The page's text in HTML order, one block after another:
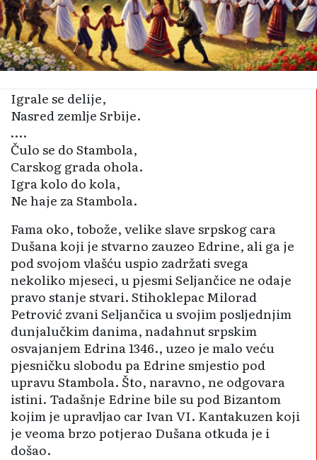
Igrale se delije,
Nasred zemlje Srbije.
….
Čulo se do Stambola,
Carskog grada ohola.
Igra kolo do kola,
Ne haje za Stambola.
Fama oko, tobože, velike slave srpskog cara
Dušana koji je stvarno zauzeo Edrine, ali ga je
pod svojom vlašću uspio zadržati svega
nekoliko mjeseci, u pjesmi Seljančice ne odaje
pravo stanje stvari. Stihoklepac Milorad
Petrović zvani Seljančica u svojim posljednjim
dunjalučkim danima, nadahnut srpskim
osvajanjem Edrina 1346., uzeo je malo veću
pjesničku slobodu pa Edrine smjestio pod
upravu Stambola. Što, naravno, ne odgovara
istini. Tadašnje Edrine bile su pod Bizantom
kojim je upravljao car Ivan VI. Kantakuzen koji
je veoma brzo potjerao Dušana otkuda je i
došao.